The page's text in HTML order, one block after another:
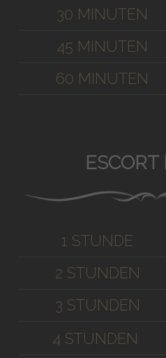
30 MINUTEN
45 MINUTEN
60 MINUTEN
ESCORT
1 STUNDE
2 STUNDEN
3 STUNDEN
4 STUNDEN